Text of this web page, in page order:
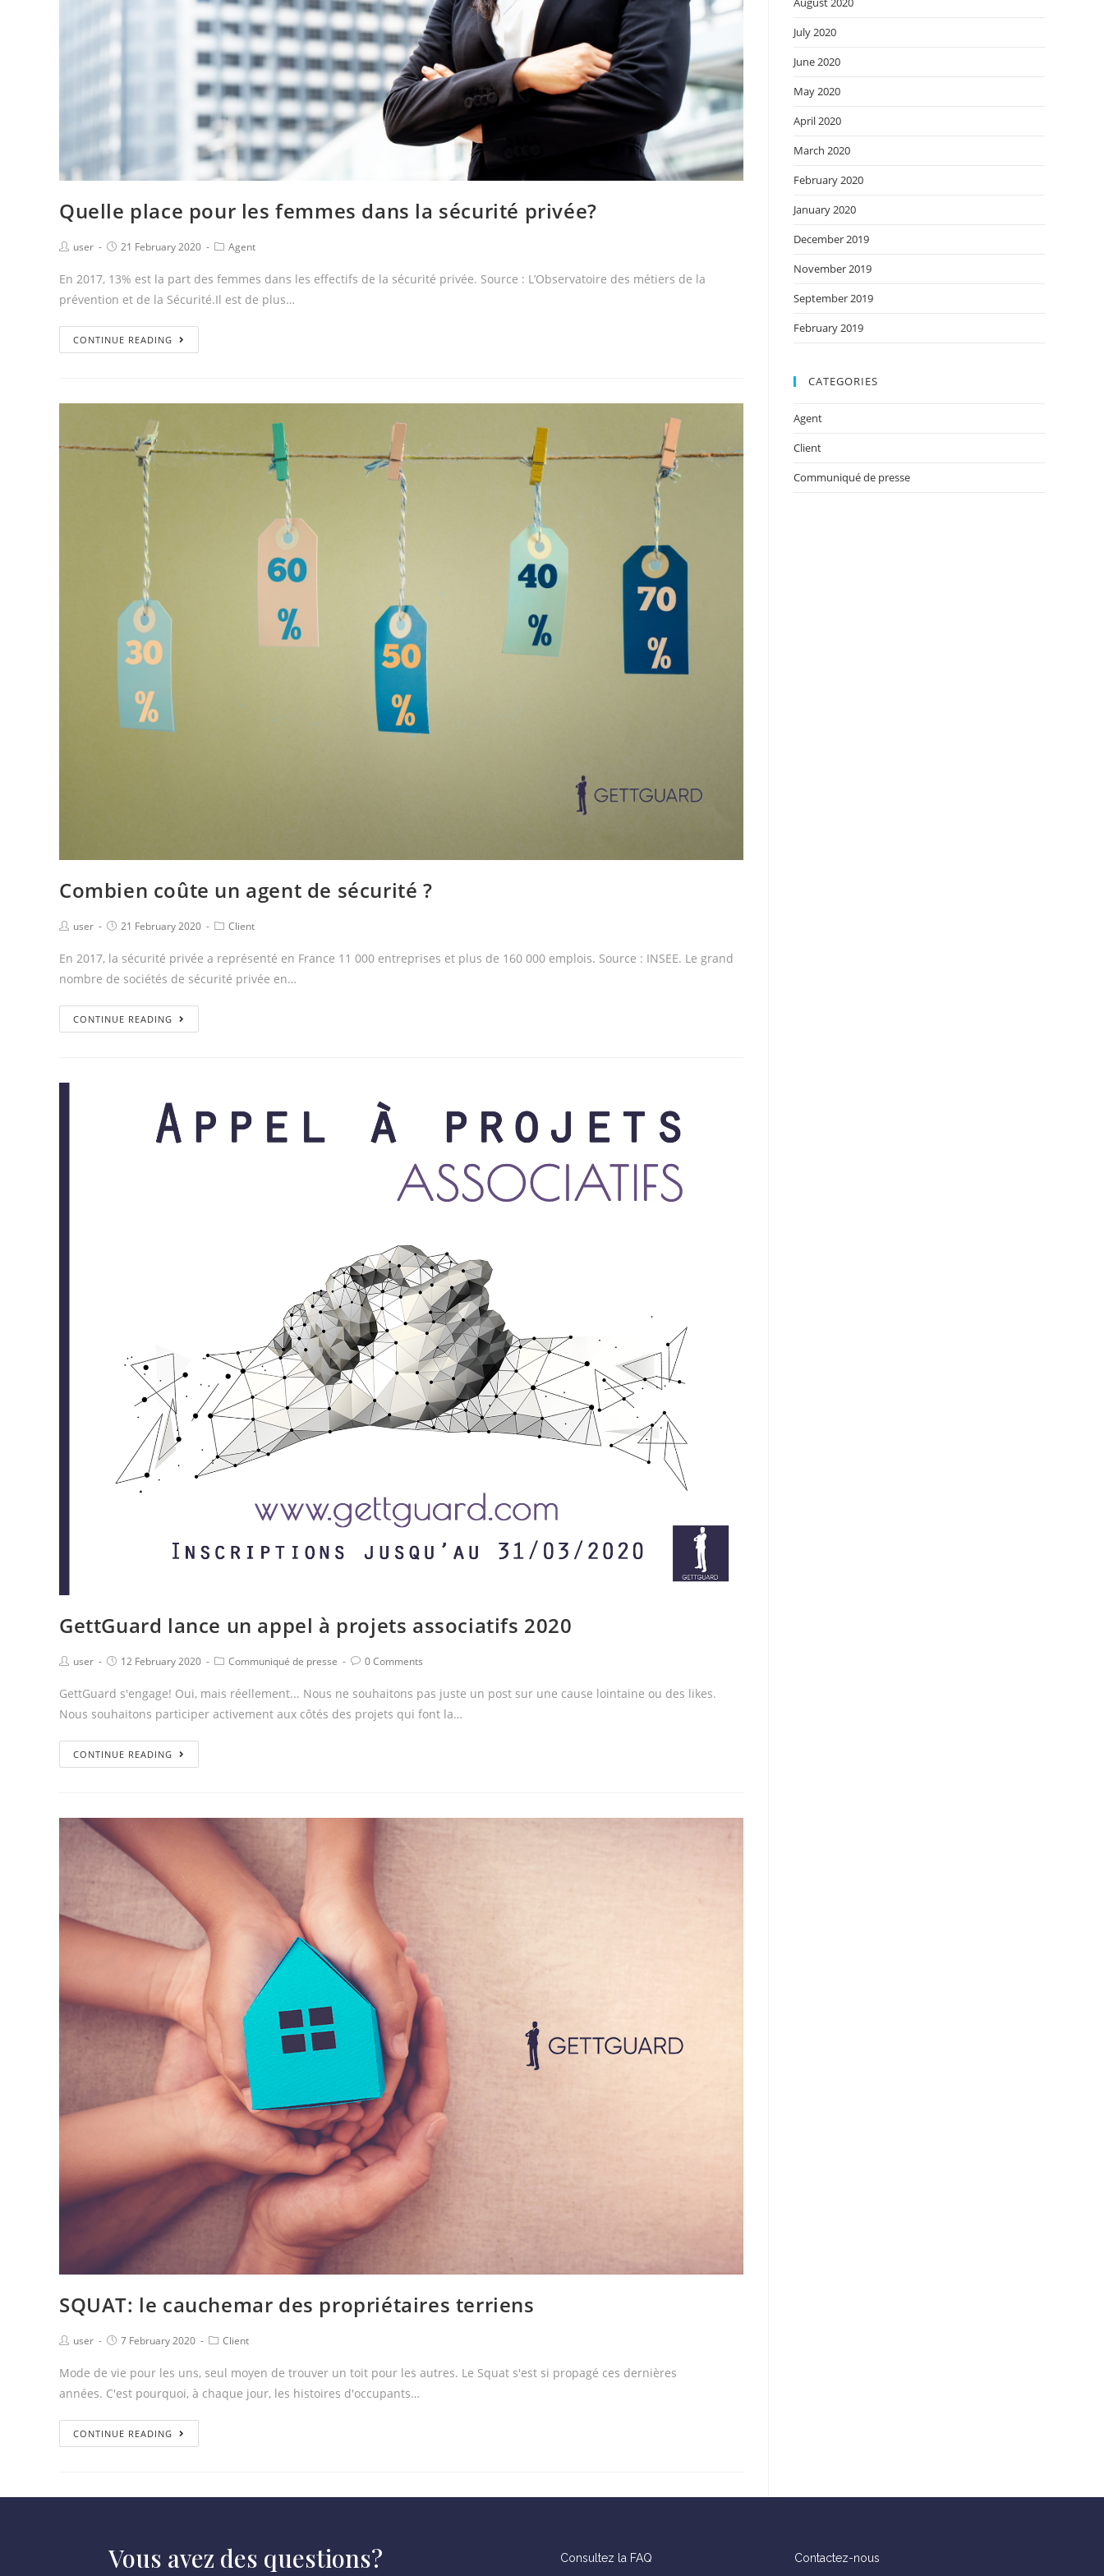
Quelle place pour les femmes dans la sécurité privée?
user 21 February 2020 Agent
En 2017, 13% est la part des femmes dans les effectifs de la sécurité privée. Source : L’Observatoire des métiers de la
prévention et de la Sécurité.Il est de plus…
CONTINUE READING
Combien coûte un agent de sécurité ?
user 21 February 2020 Client
En 2017, la sécurité privée a représenté en France 11 000 entreprises et plus de 160 000 emplois. Source : INSEE. Le grand
nombre de sociétés de sécurité privée en…
CONTINUE READING
GettGuard lance un appel à projets associatifs 2020
user 12 February 2020 Communiqué de presse 0 Comments
GettGuard s'engage! Oui, mais réellement... Nous ne souhaitons pas juste un post sur une cause lointaine ou des likes.
Nous souhaitons participer activement aux côtés des projets qui font la…
CONTINUE READING
SQUAT: le cauchemar des propriétaires terriens
user 7 February 2020 Client
Mode de vie pour les uns, seul moyen de trouver un toit pour les autres. Le Squat s'est si propagé ces dernières
années. C'est pourquoi, à chaque jour, les histoires d'occupants…
CONTINUE READING
July 2020
June 2020
May 2020
April 2020
March 2020
February 2020
January 2020
December 2019
November 2019
September 2019
February 2019
CATEGORIES
Agent
Client
Communiqué de presse
Vous avez des questions? Consultez la FAQ Contactez-nous